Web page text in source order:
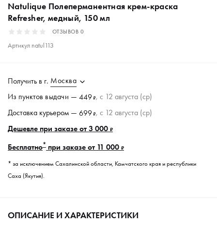
Natulique Полеперманентная крем-краска
Refresher, медный, 150 мл
ОТЗЫВОВ 0
Артикул natul113
Получить в г. Москва
Из пунктов выдачи — 449₽, c 12 августа (ср)
Доставка курьером — 699₽, c 12 августа (ср)
Дешевле при заказе от 3 000 ₽
Бесплатно* при заказе от 11 000 ₽
* за исключением Сахалинской области, Камчатского края и республики
Саха (Якутия).
ОПИСАНИЕ И ХАРАКТЕРИСТИКИ